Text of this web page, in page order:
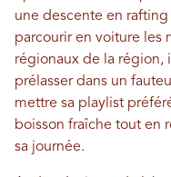
une descente en
parcourir en voiture les
régionaux de la région,
prélasser dans un
mettre sa playlist
boisson fraîche tout en
sa journée.